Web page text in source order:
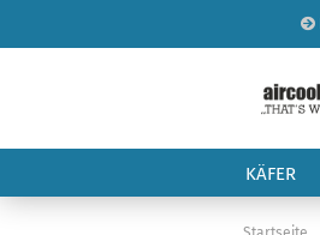
KÄFER